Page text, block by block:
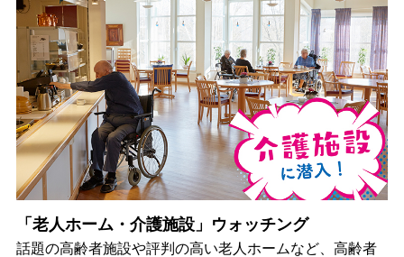
「老人ホーム・介護施設」ウォッチング
話題の高齢者施設や評判の高い老人ホームなど、高齢者